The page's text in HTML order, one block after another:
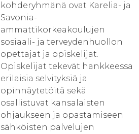
kohderyhmänä ovat Karelia- ja
Savonia-
ammattikorkeakoulujen
sosiaali- ja terveydenhuollon
opettajat ja opiskelijat.
Opiskelijat tekevät hankkeessa
erilaisia selvityksiä ja
opinnäytetöitä sekä
osallistuvat kansalaisten
ohjaukseen ja opastamiseen
sähköisten palvelujen